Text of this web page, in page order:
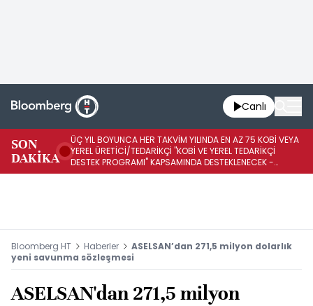
Canlı
SON
DAKİKA
ÜÇ YIL BOYUNCA HER TAKVİM YILINDA EN AZ 75 KOBİ VEYA
YEREL ÜRETİCİ/TEDARİKÇİ "KOBİ VE YEREL TEDARİKÇİ
DESTEK PROGRAMI" KAPSAMINDA DESTEKLENECEK -
REKABET KURUMU
Bloomberg HT Haberler
ASELSAN’dan 271,5 milyon dolarlık
yeni savunma sözleşmesi
ASELSAN'dan 271,5 milyon